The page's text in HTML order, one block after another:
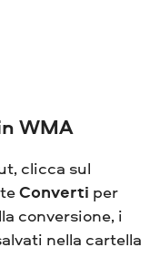
WMA
clicca sul
Converti per
conversione, i
nella cartella